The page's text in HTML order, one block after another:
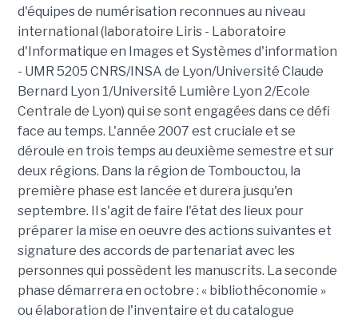
d'équipes de numérisation reconnues au niveau
international (laboratoire Liris - Laboratoire
d'Informatique en Images et Systèmes d'information
- UMR 5205 CNRS/INSA de Lyon/Université Claude
Bernard Lyon 1/Université Lumière Lyon 2/Ecole
Centrale de Lyon) qui se sont engagées dans ce défi
face au temps. L'année 2007 est cruciale et se
déroule en trois temps au deuxième semestre et sur
deux régions. Dans la région de Tombouctou, la
première phase est lancée et durera jusqu'en
septembre. Il s'agit de faire l'état des lieux pour
préparer la mise en oeuvre des actions suivantes et
signature des accords de partenariat avec les
personnes qui possèdent les manuscrits. La seconde
phase démarrera en octobre : « bibliothéconomie »
ou élaboration de l'inventaire et du catalogue